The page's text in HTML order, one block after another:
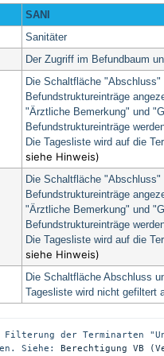
SANI
Sanitäter
Der Zugriff im Befundbaum
Die Schaltfläche
Befundstruktureinträge
"Ärztliche Bemerkung" und
Befundstruktureinträge
Die Tagesliste wird auf die
siehe Hinweis)
Die Schaltfläche
Befundstruktureinträge
"Ärztliche Bemerkung" und
Befundstruktureinträge
Die Tagesliste wird auf die
siehe Hinweis)
Die Schaltfläche Abschluss
Tagesliste wird nicht gefiltert
Filterung der Terminarten
Siehe: Berechtigung VB